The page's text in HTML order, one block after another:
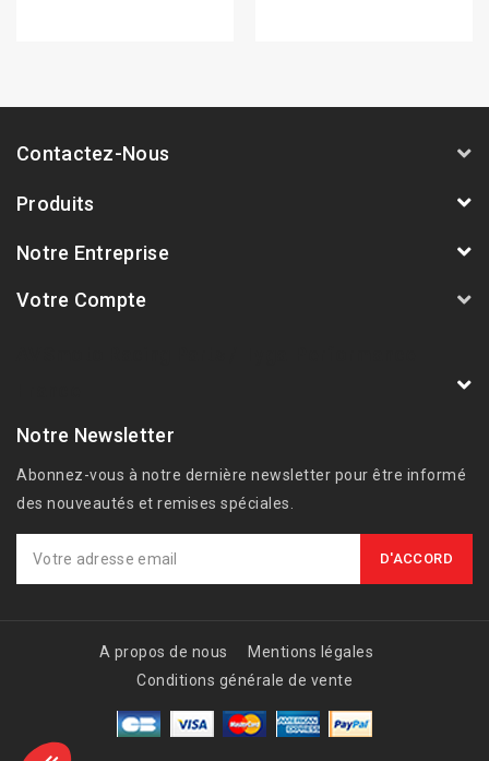
Contactez-Nous
Produits
Notre Entreprise
Votre Compte
Notre Newsletter
Abonnez-vous à notre dernière newsletter pour être informé
des nouveautés et remises spéciales.
A propos de nous
Mentions légales
Conditions générale de vente